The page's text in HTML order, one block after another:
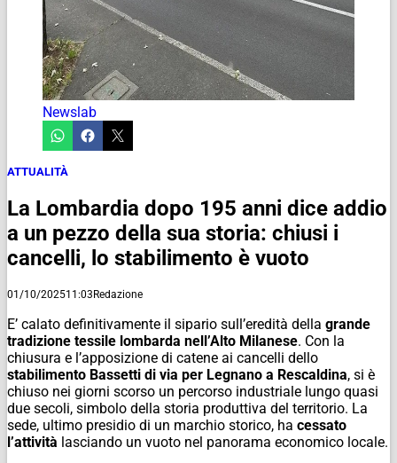
Newslab
ATTUALITÀ
La Lombardia dopo 195 anni dice addio
a un pezzo della sua storia: chiusi i
cancelli, lo stabilimento è vuoto
01/10/202511:03Redazione
E’ calato definitivamente il sipario sull’eredità della grande
tradizione tessile lombarda nell’Alto Milanese. Con la
chiusura e l’apposizione di catene ai cancelli dello
stabilimento Bassetti di via per Legnano a Rescaldina, si è
chiuso nei giorni scorso un percorso industriale lungo quasi
due secoli, simbolo della storia produttiva del territorio. La
sede, ultimo presidio di un marchio storico, ha cessato
l’attività lasciando un vuoto nel panorama economico locale.